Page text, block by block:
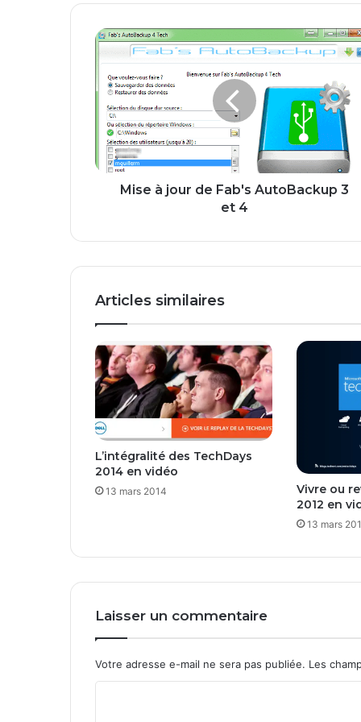
M
r
a
A
u
o
B
a
k
u
p
3
e
Mise à jour de Fab's AutoBackup 3
et 4
Articles similaires
L’intégralité des TechDays
2014 en vidéo
13 mars 2014
Vivre ou
2012 en
13 mars
Laisser un commentaire
Votre adresse e-mail ne sera pas publiée. Les